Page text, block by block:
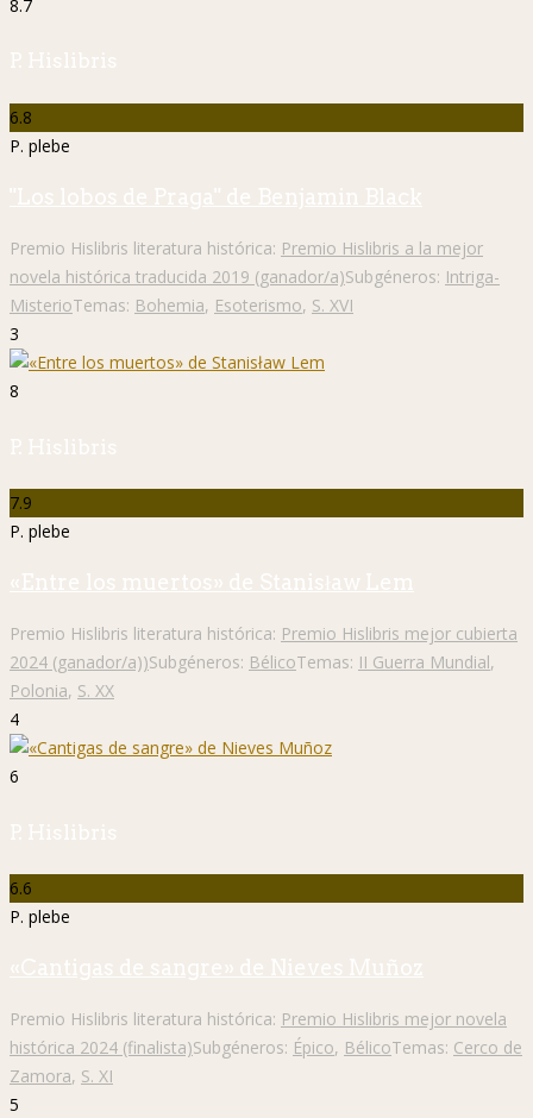
8.7
P. Hislibris
6.8
P. plebe
"Los lobos de Praga" de Benjamin Black
Premio Hislibris literatura histórica: Premio Hislibris a la mejor
novela histórica traducida 2019 (ganador/a)Subgéneros: Intriga-
MisterioTemas: Bohemia, Esoterismo, S. XVI
3
8
P. Hislibris
7.9
P. plebe
«Entre los muertos» de Stanisław Lem
Premio Hislibris literatura histórica: Premio Hislibris mejor cubierta
2024 (ganador/a))Subgéneros: BélicoTemas: II Guerra Mundial,
Polonia, S. XX
4
6
P. Hislibris
6.6
P. plebe
«Cantigas de sangre» de Nieves Muñoz
Premio Hislibris literatura histórica: Premio Hislibris mejor novela
histórica 2024 (finalista)Subgéneros: Épico, BélicoTemas: Cerco de
Zamora, S. XI
5